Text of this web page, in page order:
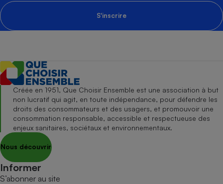
S'inscrire
Créée en 1951, Que Choisir Ensemble est une association à but
non lucratif qui agit, en toute indépendance, pour défendre les
droits des consommateurs et des usagers, et promouvoir une
consommation responsable, accessible et respectueuse des
enjeux sanitaires, sociétaux et environnementaux.
Nous découvrir
Informer
S’abonner au site